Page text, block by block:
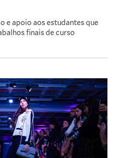
e apoio aos estudantes que
finais de curso